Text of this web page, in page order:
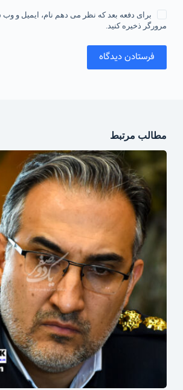
برای دفعه بعد که نظر می دهم نام، ایمیل و
مرورگر ذخیره کنید.
فرستادن دیدگاه
مطالب مرتبط